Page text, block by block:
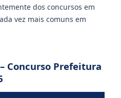
dos concursos em
vez mais comuns em
Concurso Prefeitura